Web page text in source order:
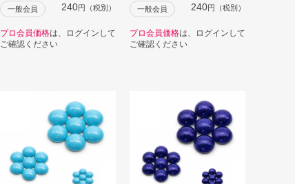
一般会員 240円（税別）
プロ会員価格は、ログインして
ご確認ください
一般会員 240円（税別）
プロ会員価格は、ログインして
ご確認ください